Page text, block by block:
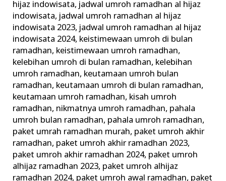
hijaz indowisata, jadwal umroh ramadhan al hijaz
indowisata, jadwal umroh ramadhan al hijaz
indowisata 2023, jadwal umroh ramadhan al hijaz
indowisata 2024, keistimewaan umroh di bulan
ramadhan, keistimewaan umroh ramadhan,
kelebihan umroh di bulan ramadhan, kelebihan
umroh ramadhan, keutamaan umroh bulan
ramadhan, keutamaan umroh di bulan ramadhan,
keutamaan umroh ramadhan, kisah umroh
ramadhan, nikmatnya umroh ramadhan, pahala
umroh bulan ramadhan, pahala umroh ramadhan,
paket umrah ramadhan murah, paket umroh akhir
ramadhan, paket umroh akhir ramadhan 2023,
paket umroh akhir ramadhan 2024, paket umroh
alhijaz ramadhan 2023, paket umroh alhijaz
ramadhan 2024, paket umroh awal ramadhan, paket